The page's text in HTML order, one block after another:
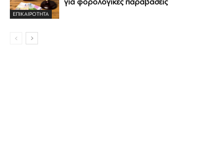
ΕΠΙΚΑΙΡΟΤΗΤΑ
για φορολογικές παραβάσεις